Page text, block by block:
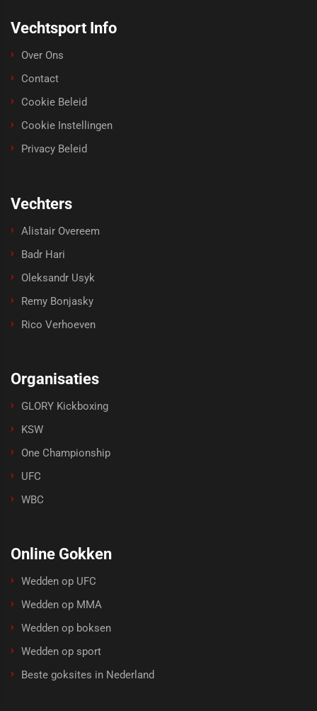
Vechtsport Info
Over Ons
Contact
Cookie Beleid
Cookie Instellingen
Privacy Beleid
Vechters
Alistair Overeem
Badr Hari
Oleksandr Usyk
Remy Bonjasky
Rico Verhoeven
Organisaties
GLORY Kickboxing
KSW
One Championship
UFC
WBC
Online Gokken
Wedden op UFC
Wedden op MMA
Wedden op boksen
Wedden op sport
Beste goksites in Nederland